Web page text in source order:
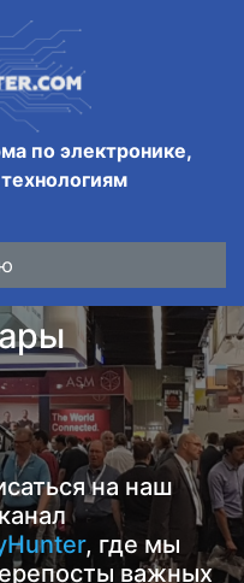
по электронике,
на наш
, где мы
важных